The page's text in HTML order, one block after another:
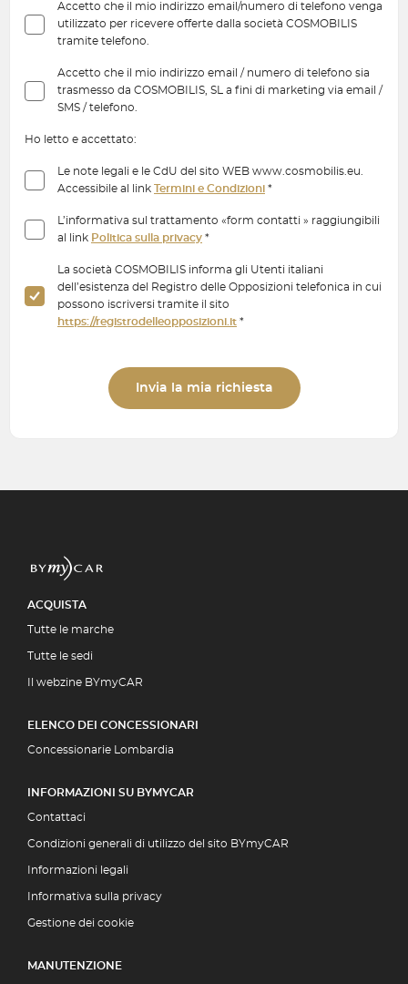
Accetto che il mio indirizzo email/numero di telefono venga
utilizzato per ricevere offerte dalla società COSMOBILIS
tramite telefono.
Accetto che il mio indirizzo email / numero di telefono sia
trasmesso da COSMOBILIS, SL a fini di marketing via email /
SMS / telefono.
Ho letto e accettato:
Le note legali e le CdU del sito WEB www.cosmobilis.eu.
Accessibile al link Termini e Condizioni *
L’informativa sul trattamento «form contatti » raggiungibili
al link Politica sulla privacy *
La società COSMOBILIS informa gli Utenti italiani
dell’esistenza del Registro delle Opposizioni telefonica in cui
possono iscriversi tramite il sito
https://registrodelleopposizioni.it *
Invia la mia richiesta
ACQUISTA
Tutte le marche
Tutte le sedi
Il webzine BYmyCAR
ELENCO DEI CONCESSIONARI
Concessionarie Lombardia
INFORMAZIONI SU BYMYCAR
Contattaci
Condizioni generali di utilizzo del sito BYmyCAR
Informazioni legali
Informativa sulla privacy
Gestione dei cookie
MANUTENZIONE